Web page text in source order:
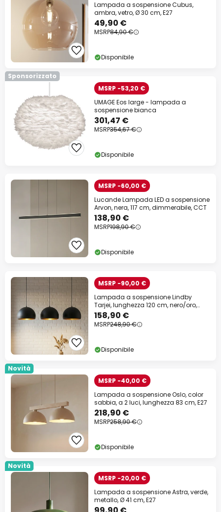
Lampada a sospensione Cubus,
ambra, vetro, Ø 30 cm, E27
49,90 €
MSRP84,90 €
Disponibile
Sponsorizzato
MSRP -53,20 €
UMAGE Eos large - lampada a
sospensione bianca
301,47 €
MSRP354,67 €
Disponibile
MSRP -60,00 €
Lucande Lampada LED a sospensione
Arvon, nera, 117 cm, dimmerabile, CCT
138,90 €
MSRP198,90 €
Disponibile
MSRP -90,00 €
Lampada a sospensione Lindby
Tarjei, lunghezza 120 cm, nero/oro,
metallo
158,90 €
MSRP248,90 €
Disponibile
Novità
MSRP -40,00 €
Lampada a sospensione Oslo, color
sabbia, a 2 luci, lunghezza 83 cm, E27
218,90 €
MSRP258,90 €
Disponibile
Novità
MSRP -20,00 €
Lampada a sospensione Astra, verde,
metallo, Ø 41 cm, E27